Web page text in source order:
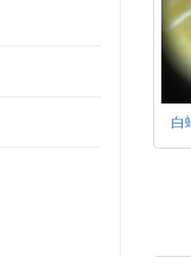
白